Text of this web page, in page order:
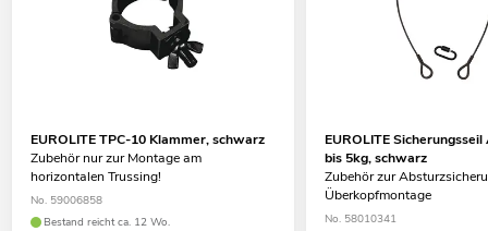
EUROLITE TPC-10 Klammer, schwarz
Zubehör nur zur Montage am
horizontalen Trussing!
No. 59006858
Bestand reicht ca. 12 Wo.
EUROLITE
bis 5kg, schwarz
Zubehör zur
Überkopfmontage
No. 58010341